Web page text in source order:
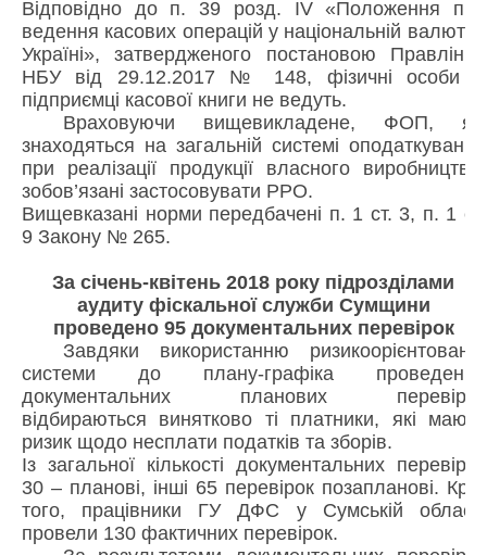
Відповідно до п. 39 розд. IV «Положення про
ведення касових операцій у національній валюті в
Україні», затвердженого постановою Правління
НБУ від 29.12.2017 № 148, фізичні особи –
підприємці касової книги не ведуть.
Враховуючи вищевикладене, ФОП, які
знаходяться на загальній системі оподаткування
при реалізації продукції власного виробництва,
зобов’язані застосовувати РРО.
Вищевказані норми передбачені п. 1 ст. 3, п. 1 ст.
9 Закону № 265.
За січень-квітень 2018 року підрозділами
аудиту фіскальної служби Сумщини
проведено 95 документальних перевірок
Завдяки використанню ризикоорієнтованої
системи до плану-графіка проведення
документальних планових перевірок
відбираються винятково ті платники, які мають
ризик щодо несплати податків та зборів.
Із загальної кількості документальних перевірок
30 – планові, інші 65 перевірок позапланові. Крім
того, працівники ГУ ДФС у Сумській області
провели 130 фактичних перевірок.